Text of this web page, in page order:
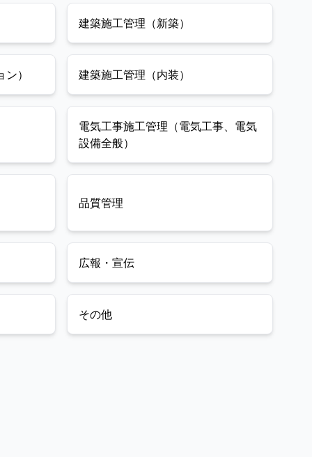
ンを築いており、他社が解決できない難しい課題の相
談が当社に寄せられるほど、卓越した高い技術力が自
慢です。今回はさらなる事業拡大と体制強化のため、
強みは、メーカーを介さず自社のみで準備から対応ま
で一括対応できる安定性。売上高も7.6億円超へと順調
に右肩上がりで成長中。確かな技術力に応じた明確な
育成・目標基準があり、中途入社者も多数活躍する馴
染みやすい環境です。 【具体的な業務内容、業務の流
場、店舗、公共施設、大型マンション、事務所、金融
機関等）における空調・冷凍冷蔵・給排水衛生設備工
改変を伴う業務は含みません）。 ●現場調査・打ち合
目的や現状に合わせた最適な設備機器・仕様を提案。
●計画書・図面の作成：CAD等のソフトを使用し、メー
カー（ダイキン）のノウハウも交えた施工計画書や各
において、必要な機材・ツールの手配、協力会社（職
人さん）への指示出し、安全管理、図面通りの確実な
品質管理、スケジュールに沿った工程管理。 ●竣工・
アフターフォロー：お引き渡し書類の作成、および自
建築施工管理（新築）
） 建築施工管理（内装）
電気工事施工管理（電気工事、電気
設備全般）
品質管理
広報・宣伝
その他